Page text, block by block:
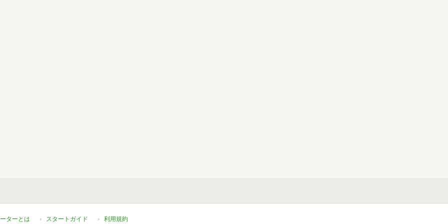
ターとは スタートガイド 利用規約